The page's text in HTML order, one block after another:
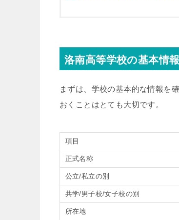
洛南高等学校の基本情報
まずは、学校の基本的な情報を
おくことはとても大切です。
項目
正式名称
公立/私立の別
共学/男子校/女子校の別
所在地